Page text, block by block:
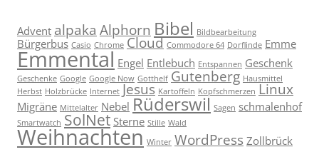
Advent alpaka Alphorn Bibel Bildbearbeitung
Bürgerbus Casio Chrome Cloud Commodore 64 Dorflinde Emme
Emmental Engel Entlebuch Entspannen Geschenk
Geschenke Google Google Now Gotthelf Gutenberg Hausmittel
Herbst Holzbrücke Internet Jesus Kartoffeln Kopfschmerzen Linux
Migräne Mittelalter Nebel Rüderswil Sagen schmalenhof
Smartwatch SolNet Sterne Stille Wald
Weihnachten Winter WordPress Zollbrück